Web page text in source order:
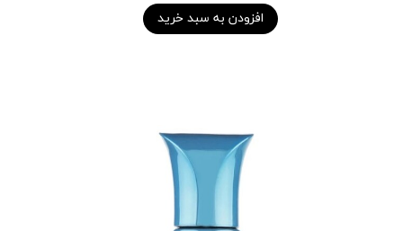
افزودن به سبد خرید